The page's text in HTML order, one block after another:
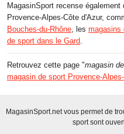
MagasinSport recense
Provence-Alpes-Côte d'Azur,
Bouches-du-Rhône , les magasins
de sport dans le Gard
Retrouvez cette page "magasin
magasin de sport Provence-
MagasinSport.net vous permet de
sport sont